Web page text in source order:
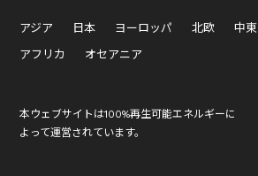
アジア 日本 ヨーロッパ 北欧 中東
アフリカ
オセアニア
本ウェブサイトは100%再生可能エネルギーに
よって運営されています。